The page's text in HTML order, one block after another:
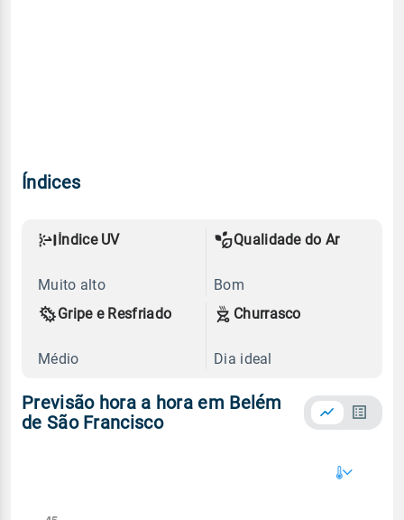
Índices
Índice UV
Muito alto
Qualidade do Ar
Bom
Gripe e Resfriado
Médio
Churrasco
Dia ideal
Previsão hora a hora em Belém
de São Francisco